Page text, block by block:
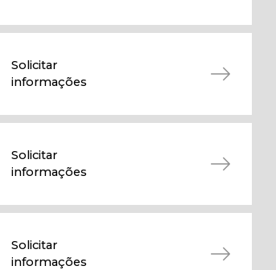
Solicitar
informações
Solicitar
informações
Solicitar
informações